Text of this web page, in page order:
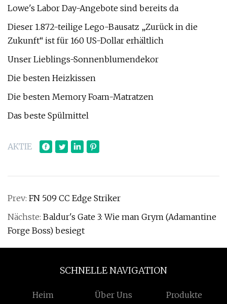
Lowe's Labor Day-Angebote sind bereits da
Dieser 1.872-teilige Lego-Bausatz „Zurück in die
Zukunft“ ist für 160 US-Dollar erhältlich
Unser Lieblings-Sonnenblumendekor
Die besten Heizkissen
Die besten Memory Foam-Matratzen
Das beste Spülmittel
AKTIE
Prev: FN 509 CC Edge Striker
Nächste: Baldur's Gate 3: Wie man Grym (Adamantine
Forge Boss) besiegt
SCHNELLE NAVIGATION
Heim Über Uns Produkte